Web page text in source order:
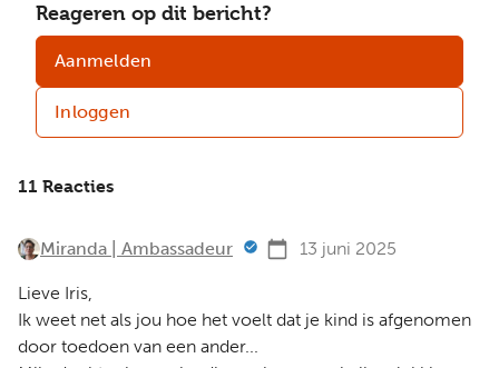
Reageren op dit bericht?
Aanmelden
Inloggen
11 Reacties
Miranda | Ambassadeur 13 juni 2025
Lieve Iris,
Ik weet net als jou hoe het voelt dat je kind is afgenomen
door toedoen van een ander...